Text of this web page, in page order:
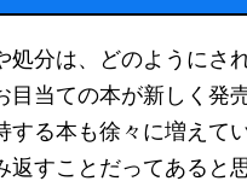
分は、どのようにさ
目当ての本が新しく発
る本も徐々に増えて
返すことだってあると